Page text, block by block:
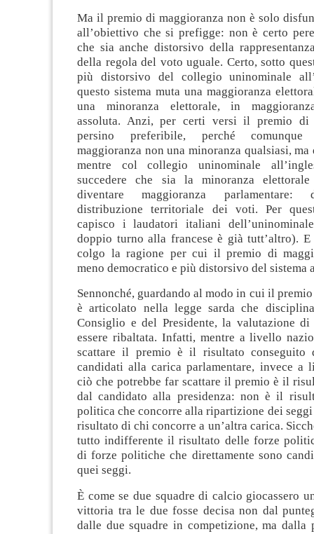
Ma il premio di maggioranza non è solo
all’obiettivo che si prefigge: non è certo
che sia anche distorsivo della
della regola del voto uguale. Certo, sotto
più distorsivo del collegio uninominale
questo sistema muta una maggioranza
una minoranza elettorale, in
assoluta. Anzi, per certi versi il premio di
persino preferibile, perché
maggioranza non una minoranza qualsiasi,
mentre col collegio uninominale
succedere che sia la minoranza
diventare maggioranza parlamentare:
distribuzione territoriale dei voti. Per
capisco i laudatori italiani
doppio turno alla francese è già tutt’altro).
colgo la ragione per cui il premio di
meno democratico e più distorsivo del sistema
Sennonché, guardando al modo in cui il
è articolato nella legge sarda che
Consiglio e del Presidente, la valutazione
essere ribaltata. Infatti, mentre a livello
scattare il premio è il risultato conseguito
candidati alla carica parlamentare, invece a
ciò che potrebbe far scattare il premio è il
dal candidato alla presidenza: non è il
politica che concorre alla ripartizione dei
risultato di chi concorre a un’altra carica.
tutto indifferente il risultato delle forze
di forze politiche che direttamente sono
quei seggi.
È come se due squadre di calcio giocassero
vittoria tra le due fosse decisa non dal
dalle due squadre in competizione, ma dalla